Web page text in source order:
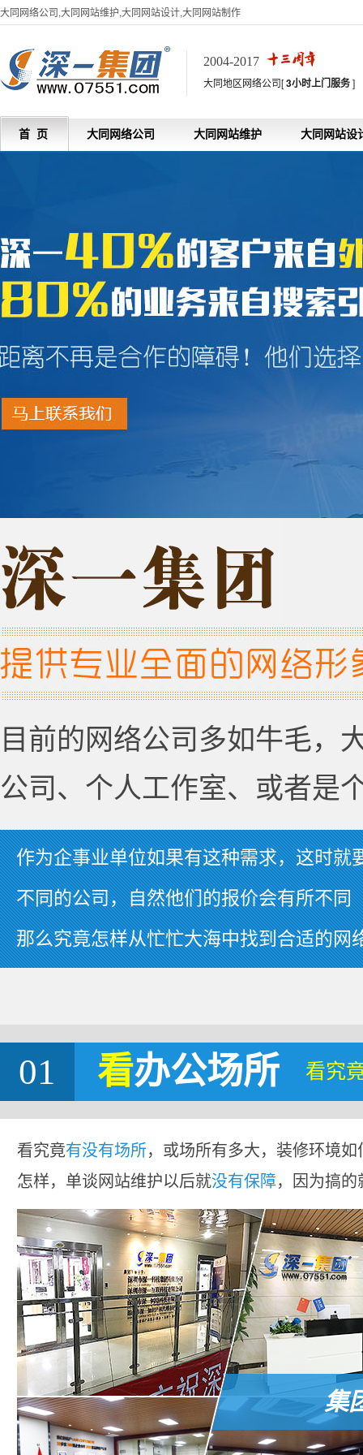
大同网络公司,大同网站维护,大同网站设计,大同网站制作
2004-2017
大同地区网络公司[3小时上门服务]
首 页 大同网络公司 大同网站维护 大同网站设
目前的网络公司多如牛毛，
公司、个人工作室、或者是
作为企事业单位如果有这种需求，这时就
不同的公司，自然他们的报价会有所不同
那么究竟怎样从忙忙大海中找到合适的网
01 看办公场所 看究
看究竟有没有场所，或场所有多大，装修环境
怎样，单谈网站维护以后就没有保障，因为搞
集